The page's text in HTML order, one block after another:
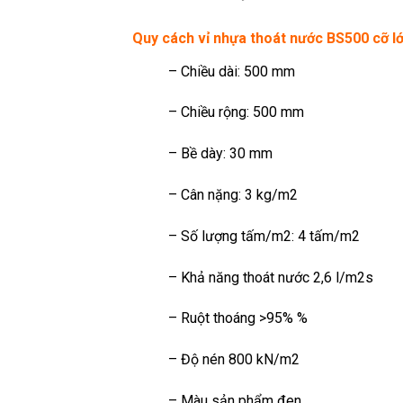
Quy cách vỉ nhựa thoát nước BS500 cỡ
– Chiều dài: 500 mm
– Chiều rộng: 500 mm
– Bề dày: 30 mm
– Cân nặng: 3 kg/m2
– Số lượng tấm/m2: 4 tấm/m2
– Khả năng thoát nước 2,6 l/m2s
– Ruột thoáng >95% %
– Độ nén 800 kN/m2